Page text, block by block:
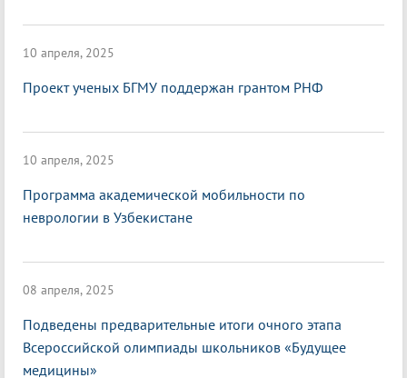
10 апреля, 2025
Проект ученых БГМУ поддержан грантом РНФ
10 апреля, 2025
Программа академической мобильности по
неврологии в Узбекистане
08 апреля, 2025
Подведены предварительные итоги очного этапа
Всероссийской олимпиады школьников «Будущее
медицины»